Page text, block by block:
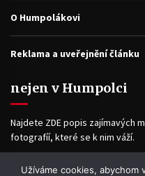
O Humpolákovi
Reklama a uveřejnění článku
nejen v Humpolci
Najdete ZDE popis zajímavých
fotografíí, které se k nim váží.
Užíváme cookies, abychom